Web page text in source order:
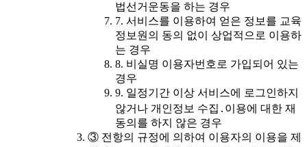
법선거운동을 하는 경우
7. 서비스를 이용하여 얻은 정보를 교육
정보원의 동의 없이 상업적으로 이용하
는 경우
8. 비실명 이용자번호로 가입되어 있는
경우
9. 일정기간 이상 서비스에 로그인하지
않거나 개인정보 수집․이용에 대한 재
동의를 하지 않은 경우
③ 전항의 규정에 의하여 이용자의 이용을 제